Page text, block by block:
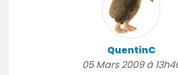
QuentinC
05 Mars 2009 à